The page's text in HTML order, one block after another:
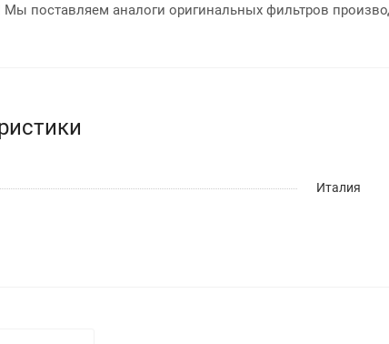
поставляем аналоги оригинальных фильтров
Италия